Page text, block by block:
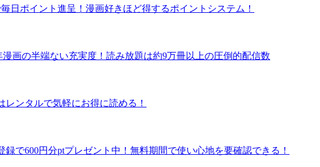
日ポイント進呈！漫画好きほど得するポイントシステム！
画の半端ない充実度！読み放題は約9万冊以上の圧倒的配信数
レンタルで気軽にお得に読める！
で600円分ptプレゼント中！無料期間で使い心地を要確認できる！